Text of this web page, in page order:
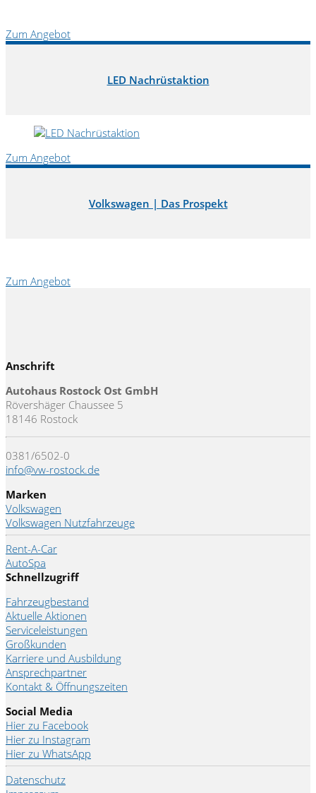
Zum Angebot
LED Nachrüstaktion
Zum Angebot
Volkswagen | Das Prospekt
Zum Angebot
Anschrift
Autohaus Rostock Ost GmbH
Rövershäger Chaussee 5
18146 Rostock
0381/6502-0
info@vw-rostock.de
Marken
Volkswagen
Volkswagen Nutzfahrzeuge
Rent-A-Car
AutoSpa
Schnellzugriff
Fahrzeugbestand
Aktuelle Aktionen
Serviceleistungen
Großkunden
Karriere und Ausbildung
Ansprechpartner
Kontakt & Öffnungszeiten
Social Media
Hier zu Facebook
Hier zu Instagram
Hier zu WhatsApp
Datenschutz